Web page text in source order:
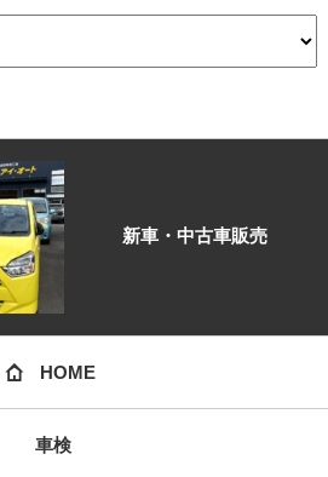
新車・中古車販売
HOME
車検